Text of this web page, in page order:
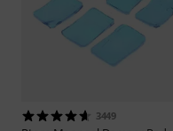
3449